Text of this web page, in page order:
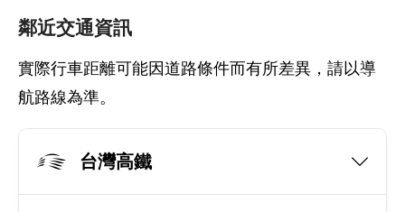
鄰近交通資訊
實際行車距離可能因道路條件而有所差異，請以導
航路線為準。
台灣高鐵